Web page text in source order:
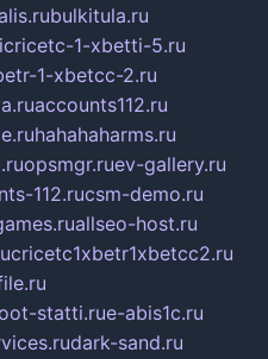
bulkitula.ru
1-xbetti-5.ru
1-xbetcc-2.ru
accounts112.ru
hahahaharms.ru
opsmgr.ruev-gallery.ru
112.rucsm-demo.ru
allseo-host.ru
cricetc1xbetr1xbetcc2.ru
statti.rue-abis1c.ru
dark-sand.ru